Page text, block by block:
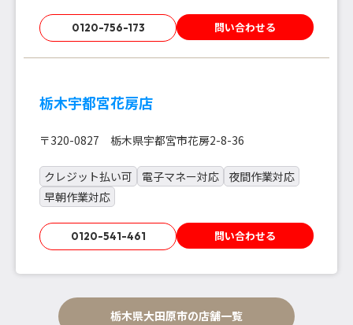
0120-756-173 問い合わせる
栃木宇都宮花房店
〒320-0827 栃木県宇都宮市花房2-8-36
クレジット払い可 電子マネー対応
夜間作業対応
早朝作業対応
0120-541-461 問い合わせる
栃木県大田原市の店舗一覧